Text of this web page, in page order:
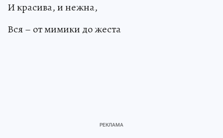
И красива, и нежна,
Вся – от мимики до жеста